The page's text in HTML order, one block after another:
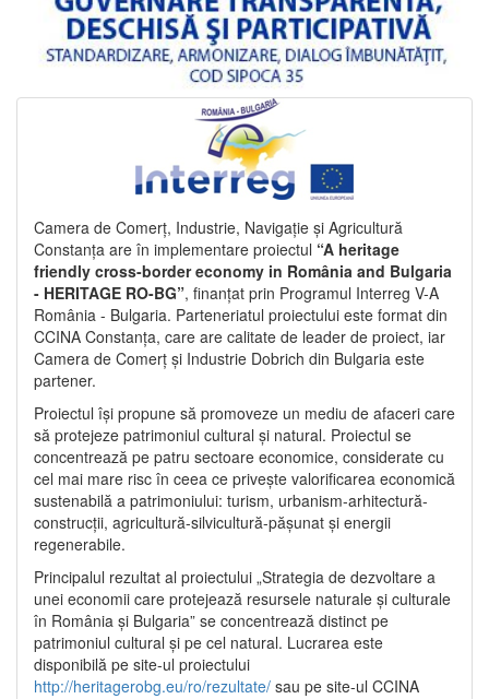
Camera de Comerț, Industrie, Navigație și Agricultură
Constanța are în implementare proiectul “A heritage
friendly cross-border economy in România and Bulgaria
- HERITAGE RO-BG”, finanțat prin Programul Interreg V-A
România - Bulgaria. Parteneriatul proiectului este format din
CCINA Constanța, care are calitate de leader de proiect, iar
Camera de Comerț și Industrie Dobrich din Bulgaria este
partener.
Proiectul își propune să promoveze un mediu de afaceri care
să protejeze patrimoniul cultural și natural. Proiectul se
concentrează pe patru sectoare economice, considerate cu
cel mai mare risc în ceea ce privește valorificarea economică
sustenabilă a patrimoniului: turism, urbanism-arhitectură-
construcții, agricultură-silvicultură-pășunat și energii
regenerabile.
Principalul rezultat al proiectului „Strategia de dezvoltare a
unei economii care protejează resursele naturale și culturale
în România și Bulgaria” se concentrează distinct pe
patrimoniul cultural și pe cel natural. Lucrarea este
disponibilă pe site-ul proiectului
http://heritagerobg.eu/ro/rezultate/ sau pe site-ul CCINA